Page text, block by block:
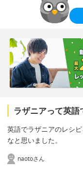
ラザニアって英語
英語でラザニアのレシ
なと思いました。
naotoさん